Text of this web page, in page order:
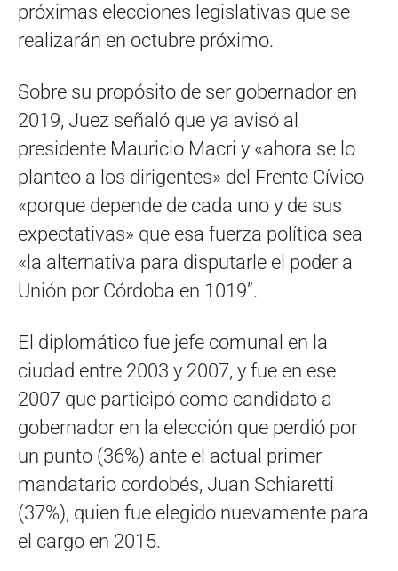
próximas elecciones legislativas que se
realizarán en octubre próximo.
Sobre su propósito de ser gobernador en
2019, Juez señaló que ya avisó al
presidente Mauricio Macri y «ahora se lo
planteo a los dirigentes» del Frente Cívico
«porque depende de cada uno y de sus
expectativas» que esa fuerza política sea
«la alternativa para disputarle el poder a
Unión por Córdoba en 1019”.
El diplomático fue jefe comunal en la
ciudad entre 2003 y 2007, y fue en ese
2007 que participó como candidato a
gobernador en la elección que perdió por
un punto (36%) ante el actual primer
mandatario cordobés, Juan Schiaretti
(37%), quien fue elegido nuevamente para
el cargo en 2015.